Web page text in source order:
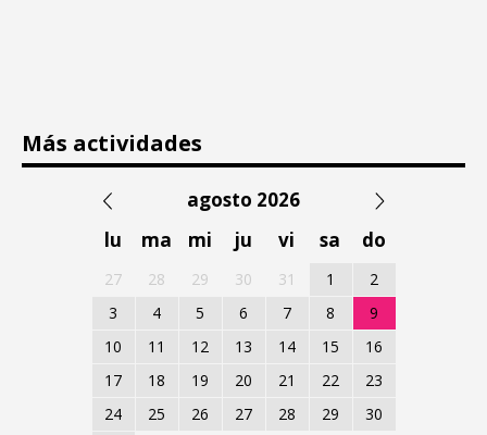
Más actividades
agosto 2026
lu
ma mi ju vi sa do
27 28 29 30 31 1
2
3
4 5 6 7 8
9
10
11 12 13 14 15
16
17
18 19 20 21 22
23
24
25 26 27 28 29
30